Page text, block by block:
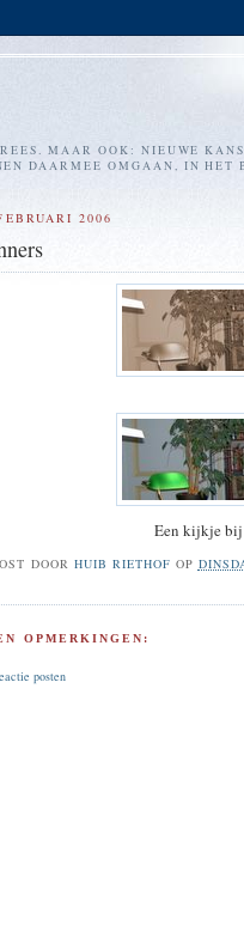
MAAR OOK: NIEUWE
DAARMEE OMGAAN, IN
2006
Een kijkje bij
DOOR HUIB RIETHOF OP
OPMERKINGEN:
posten